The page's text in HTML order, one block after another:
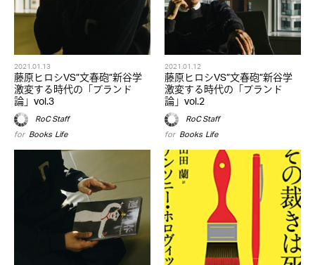
2021.01.13
藤原ヒロシVS”文春砲”新谷学
激変する時代の「ブランド
論」vol.3
RoC Staff
for Books,Life
2021.01.12
藤原ヒロシVS”文春砲”新谷学
激変する時代の「ブランド
論」vol.2
RoC Staff
for Books,Life